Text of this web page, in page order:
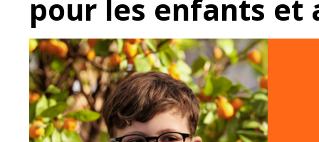
pour les enfants et